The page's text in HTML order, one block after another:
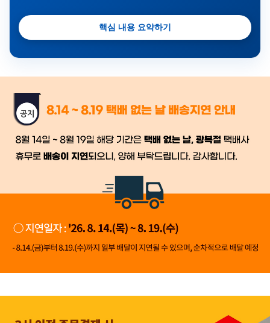
핵심 내용 요약하기
금일 시세가 적용
배송
시작 후 환불이 불가